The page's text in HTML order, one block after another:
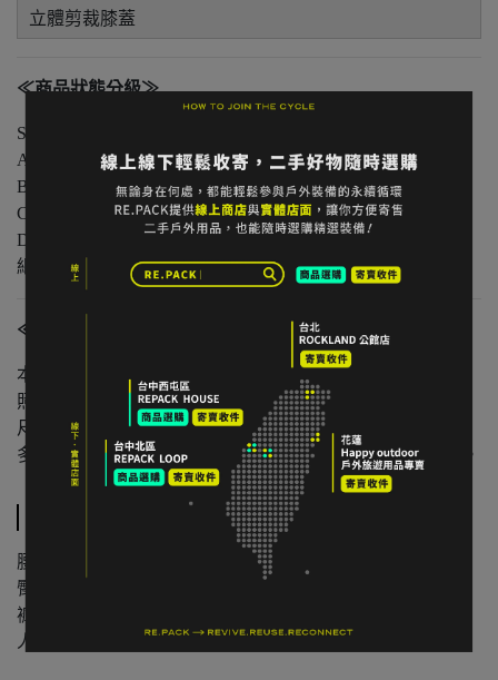
立體剪裁膝蓋
≪商品狀態分級≫
S 級｜全新未使用
A 級｜輕微著用痕跡，無明顯損傷
B 級｜中度著用痕跡，功能正常
C 級｜明顯使用痕跡或外觀瑕疵但功能無虞
D 級｜重度使用 / 長期未使用 / 影響主要功能的瑕疵，請仔
細評估商品狀況
≪注意事項≫
本店與實體店同步販售，庫存可能有時間差。
照片已盡量呈現實色，螢幕設定不同可能略有差異。
尺寸為人工測量，可能有些微誤差。
多件不同門市商品將併單出貨，出貨時間可能延後 1–2 日。
腰寬平量：約 40 cm
臀寬平量：約 51 cm
褲長：約 98 cm
人工測量含 ±2 cm 誤差值